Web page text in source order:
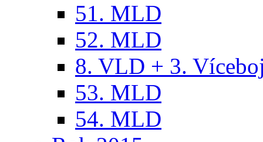
51. MLD
52. MLD
8. VLD + 3.
53. MLD
54. MLD